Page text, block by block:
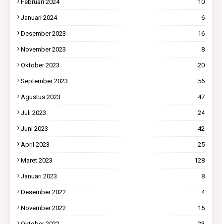
Februari 2024 10
Januari 2024 6
Desember 2023 16
November 2023 8
Oktober 2023 20
September 2023 56
Agustus 2023 47
Juli 2023 24
Juni 2023 42
April 2023 25
Maret 2023 128
Januari 2023 8
Desember 2022 4
November 2022 15